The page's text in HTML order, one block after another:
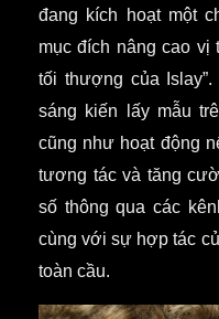
đang kích hoạt một
mục đích nâng cao vị
tối thượng của Islay”.
sáng kiến ​​lấy mẫu
cũng như hoạt động
tương tác và tăng
số thông qua các
cùng với sự hợp tác
toàn cầu.